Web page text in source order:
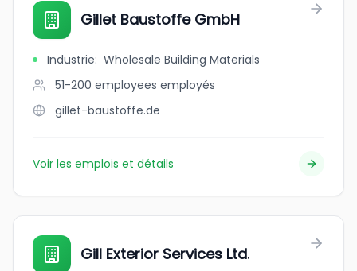
Gillet Baustoffe GmbH
Industrie: Wholesale Building Materials
51-200 employees employés
gillet-baustoffe.de
Voir les emplois et détails
Gill Exterior Services Ltd.